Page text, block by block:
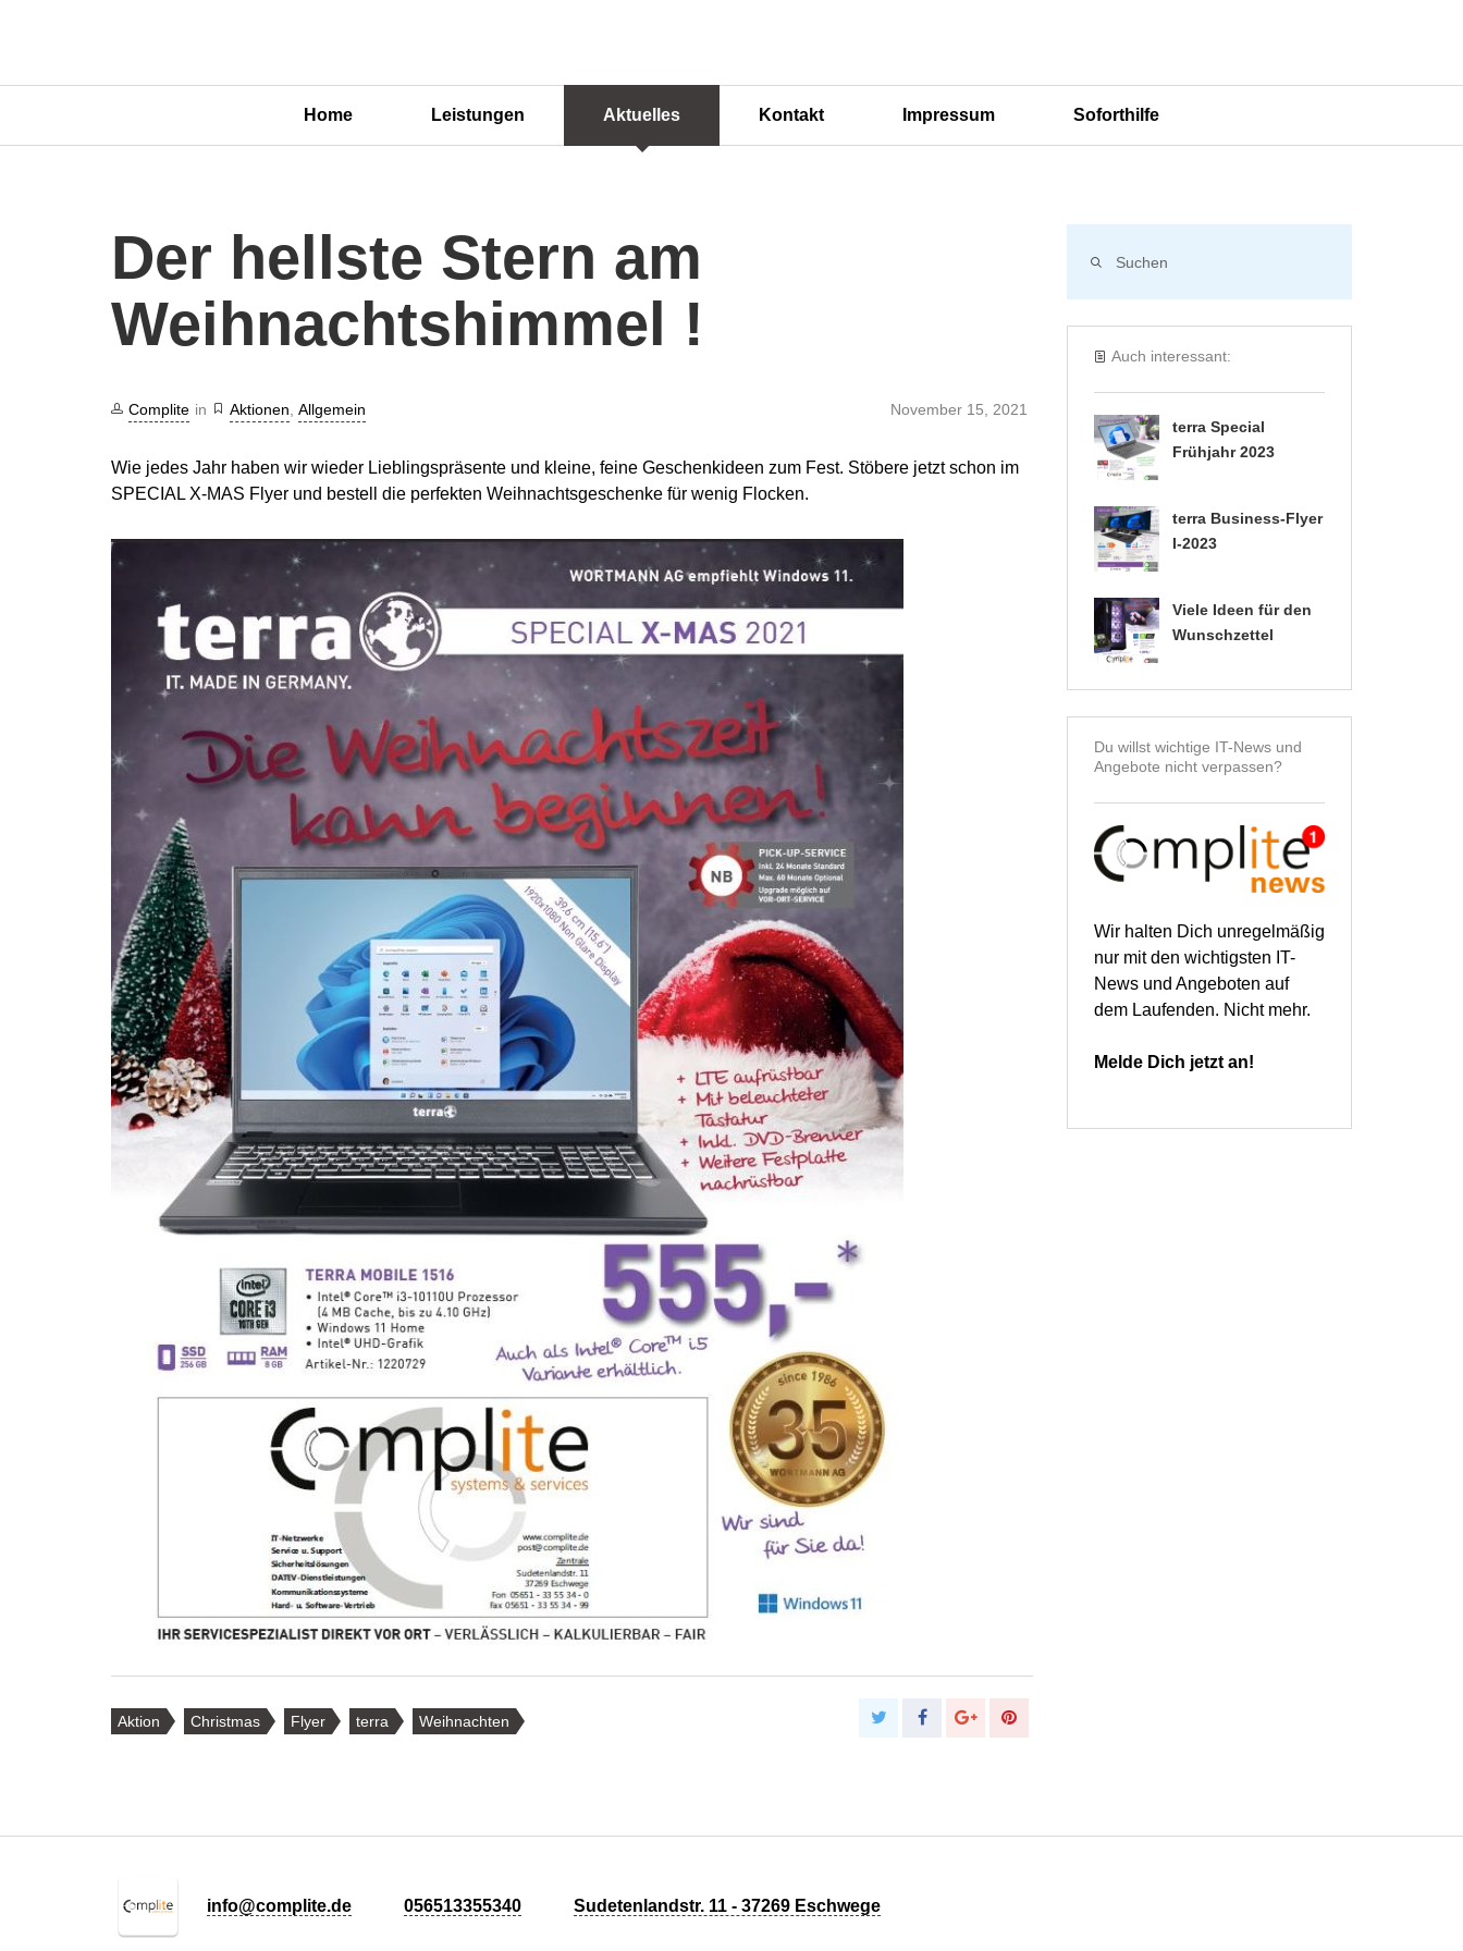
Home Leistungen Aktuelles Kontakt Impressum Soforthilfe
Der hellste Stern am
Weihnachtshimmel !
Complite in Aktionen Allgemein November 15, 2021
Wie jedes Jahr haben wir wieder Lieblingspräsente und kleine, feine Geschenkideen zum Fest. Stöbere jetzt schon im
SPECIAL X-MAS Flyer und bestell die perfekten Weihnachtsgeschenke für wenig Flocken.
Aktion Christmas Flyer terra Weihnachten
Auch interessant:
terra Special
Frühjahr 2023
terra Business-Flyer
I-2023
Viele Ideen für den
Wunschzettel
Du willst wichtige IT-News und
Angebote nicht verpassen?
Wir halten Dich unregelmäßig
nur mit den wichtigsten IT-
News und Angeboten auf
dem Laufenden. Nicht mehr.
Melde Dich jetzt an!
info@complite.de 056513355340 Sudetenlandstr. 11 - 37269 Eschwege